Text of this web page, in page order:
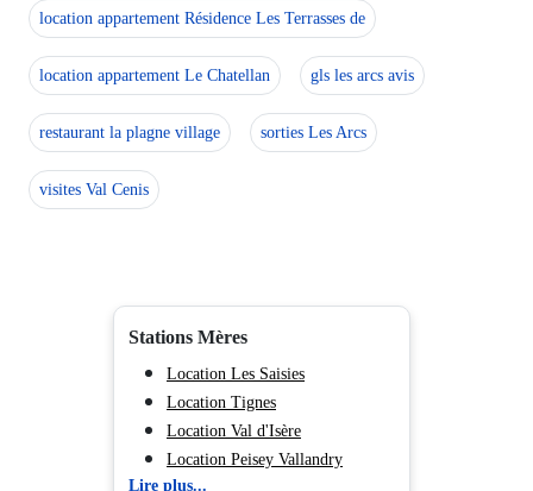
location appartement Résidence Les Terrasses de
location appartement Le Chatellan gls les arcs avis
restaurant la plagne village sorties Les Arcs
visites Val Cenis
Stations Mères
Location Les Saisies
Location Tignes
Location Val d'Isère
Location Peisey Vallandry
Lire plus...